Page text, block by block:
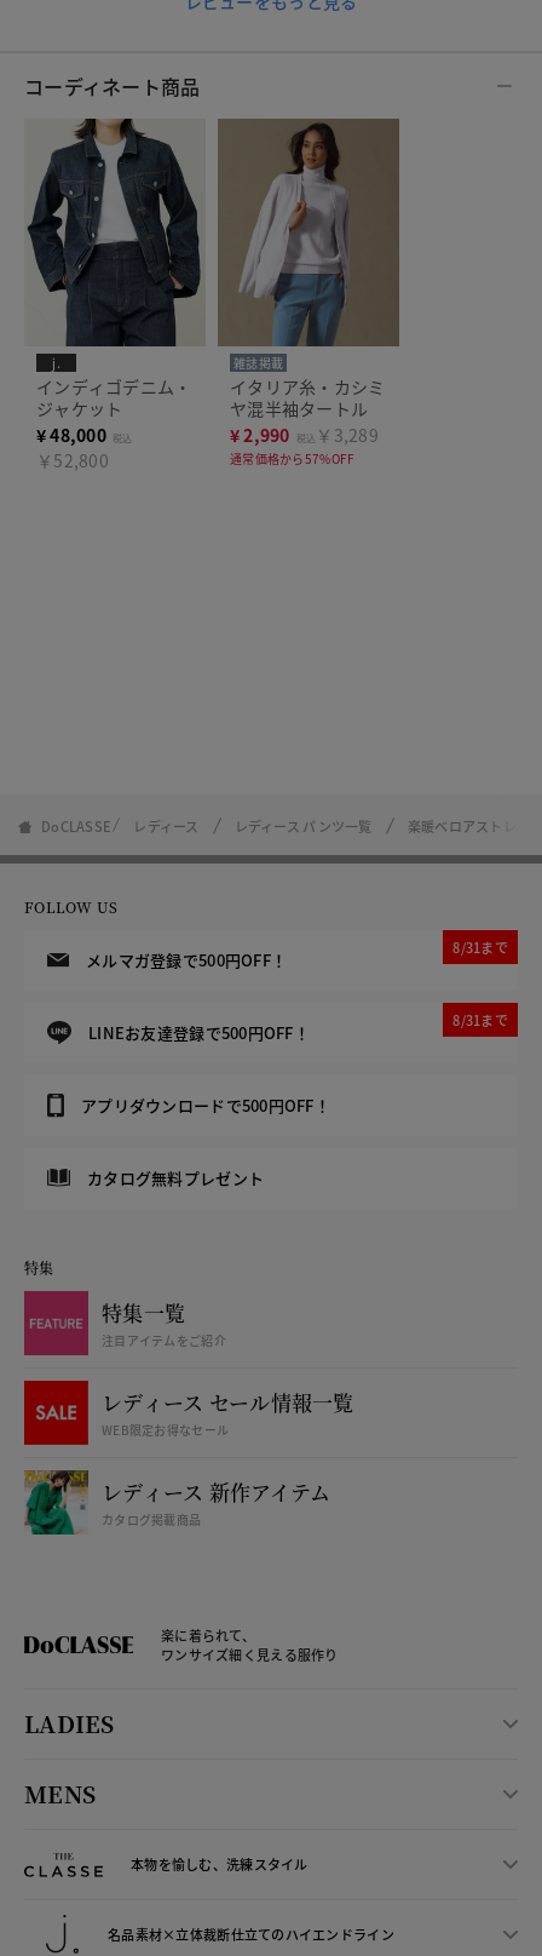
コーディネート商品
j.
インディゴデニム・
ジャケット
¥48,000 税込
￥52,800
雑誌掲載
イタリア糸・カシミ
ヤ混半袖タートル
¥2,990 税込 ￥3,289
通常価格から57%OFF
DoCLASSE レディース レディース パンツ一覧 楽暖ベロアストレッ
FOLLOW US
メルマガ登録で500円OFF！
8/31まで
LINEお友達登録で500円OFF！
8/31まで
アプリダウンロードで500円OFF！
カタログ無料プレゼント
特集
特集一覧
注目アイテムをご紹介
レディース セール情報一覧
WEB限定お得なセール
レディース 新作アイテム
カタログ掲載商品
楽に着られて、
ワンサイズ細く見える服作り
LADIES
MENS
本物を愉しむ、洗練スタイル
名品素材×立体裁断仕立てのハイエンドライン